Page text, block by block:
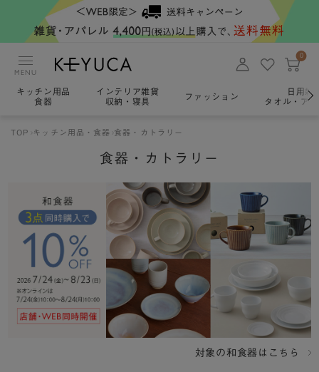
MENU
0
キッチン用品
食器
インテリア雑貨
収納・寝具
ファッション
日用雑
タオル・ア
TOP キッチン用品・食器 食器・カトラリー
食器・カトラリー
対象の和食器はこちら